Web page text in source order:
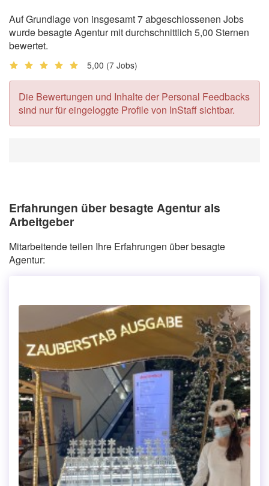
Auf Grundlage von insgesamt 7 abgeschlossenen Jobs
wurde besagte Agentur mit durchschnittlich 5,00 Sternen
bewertet.
5,00 (7 Jobs)
Die Bewertungen und Inhalte der Personal Feedbacks
sind nur für eingeloggte Profile von InStaff sichtbar.
Erfahrungen über besagte Agentur als
Arbeitgeber
Mitarbeitende teilen Ihre Erfahrungen über besagte
Agentur: